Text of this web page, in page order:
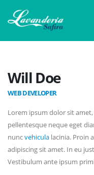
Will Doe
WEB DEVELOPER
Lorem ipsum dolor sit
pellentesque neque eget
nuncvehicula lacinia. Proin
adipiscing sit amet. In eu
Vestibulum ante ipsum